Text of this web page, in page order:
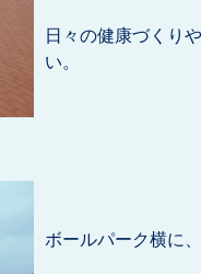
日々の健康づくり
い。
ボールパーク横に